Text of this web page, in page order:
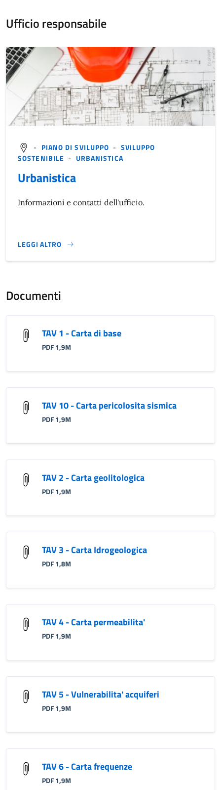
Ufficio responsabile
- PIANO DI SVILUPPO - SVILUPPO
SOSTENIBILE - URBANISTICA
Urbanistica
Informazioni e contatti dell'ufficio.
LEGGI ALTRO
}
Documenti
TAV 1 - Carta di base
PDF 1,9M
TAV 10 - Carta pericolosita sismica
PDF 1,9M
TAV 2 - Carta geolitologica
PDF 1,9M
TAV 3 - Carta Idrogeologica
PDF 1,8M
TAV 4 - Carta permeabilita'
PDF 1,9M
TAV 5 - Vulnerabilita' acquiferi
PDF 1,9M
TAV 6 - Carta frequenze
PDF 1,9M